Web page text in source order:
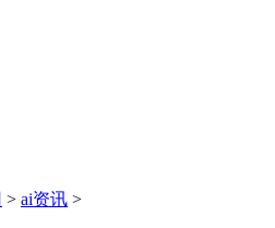
> ai资讯 >